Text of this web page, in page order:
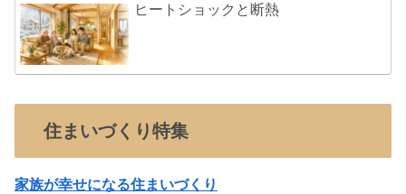
ヒートショックと断熱
住まいづくり特集
家族が幸せになる住まいづくり